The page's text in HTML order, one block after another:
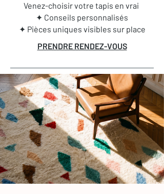
Venez-choisir votre tapis en vrai
✦ Conseils personnalisés
✦ Pièces uniques visibles sur place
PRENDRE RENDEZ-VOUS